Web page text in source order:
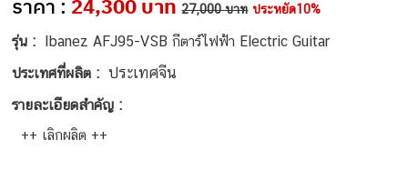
ราคา : 24,300 บาท 27,000 บาท ประหยัด10%
รุ่น : Ibanez AFJ95-VSB กีตาร์ไฟฟ้า Electric Guitar
ประเทศที่ผลิต :ประเทศจีน
รายละเอียดสำคัญ :
++ เลิกผลิต ++